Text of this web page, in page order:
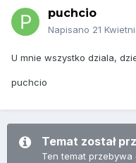
puchcio
Napisano 21
U mnie wszystko dziala,
puchcio
Temat został
Ten temat